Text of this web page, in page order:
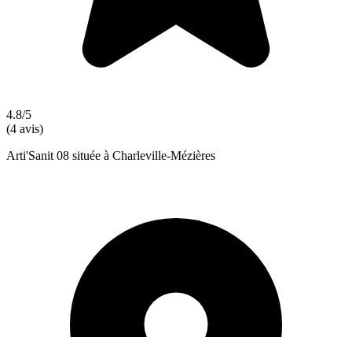
4.8/5
(4 avis)
Arti'Sanit 08 située à Charleville-Mézières